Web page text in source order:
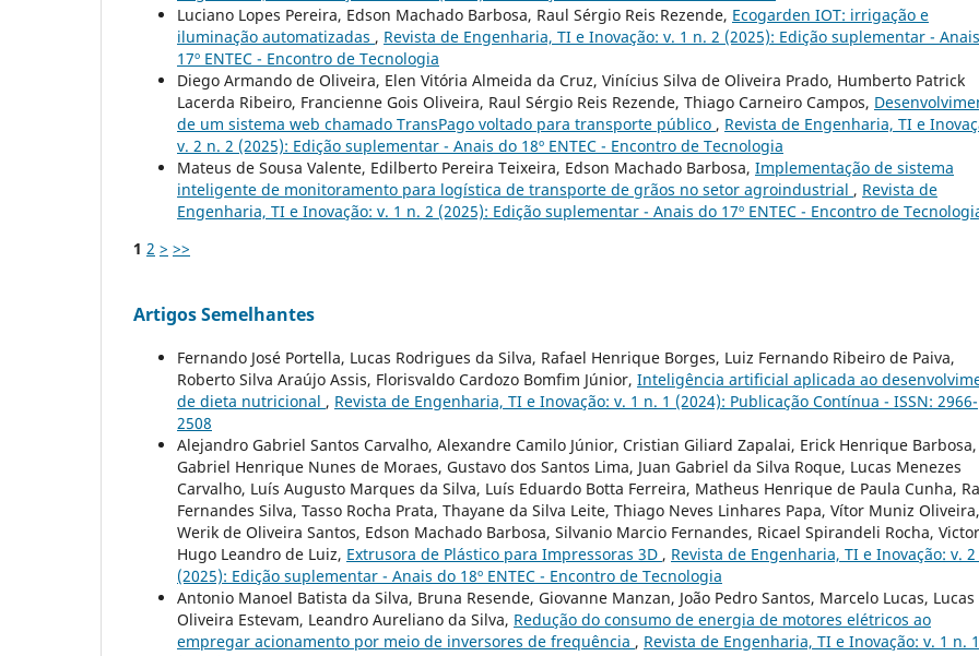
Luciano Lopes Pereira, Edson Machado Barbosa, Raul Sérgio Reis Rezende, Ecogarden IOT: irrigação e
iluminação automatizadas , Revista de Engenharia, TI e Inovação: v. 1 n. 2 (2025): Edição suplementar -
17º ENTEC - Encontro de Tecnologia
Diego Armando de Oliveira, Elen Vitória Almeida da Cruz, Vinícius Silva de Oliveira Prado, Humberto Patrick
Lacerda Ribeiro, Francienne Gois Oliveira, Raul Sérgio Reis Rezende, Thiago Carneiro Campos,
de um sistema web chamado TransPago voltado para transporte público , Revista de Engenharia, TI e
v. 2 n. 2 (2025): Edição suplementar - Anais do 18º ENTEC - Encontro de Tecnologia
Mateus de Sousa Valente, Edilberto Pereira Teixeira, Edson Machado Barbosa, Implementação de sistema
inteligente de monitoramento para logística de transporte de grãos no setor agroindustrial , Revista de
Engenharia, TI e Inovação: v. 1 n. 2 (2025): Edição suplementar - Anais do 17º ENTEC - Encontro de
1 2 > >>
Artigos Semelhantes
Fernando José Portella, Lucas Rodrigues da Silva, Rafael Henrique Borges, Luiz Fernando Ribeiro de Paiva,
Roberto Silva Araújo Assis, Florisvaldo Cardozo Bomfim Júnior, Inteligência artificial aplicada ao
de dieta nutricional , Revista de Engenharia, TI e Inovação: v. 1 n. 1 (2024): Publicação Contínua - ISSN: 2966-
2508
Alejandro Gabriel Santos Carvalho, Alexandre Camilo Júnior, Cristian Giliard Zapalai, Erick Henrique Barbosa,
Gabriel Henrique Nunes de Moraes, Gustavo dos Santos Lima, Juan Gabriel da Silva Roque, Lucas Menezes
Carvalho, Luís Augusto Marques da Silva, Luís Eduardo Botta Ferreira, Matheus Henrique de Paula Cunha,
Fernandes Silva, Tasso Rocha Prata, Thayane da Silva Leite, Thiago Neves Linhares Papa, Vítor Muniz Oliveira,
Werik de Oliveira Santos, Edson Machado Barbosa, Silvanio Marcio Fernandes, Ricael Spirandeli Rocha, Victor
Hugo Leandro de Luiz, Extrusora de Plástico para Impressoras 3D , Revista de Engenharia, TI e Inovação: v. 2
(2025): Edição suplementar - Anais do 18º ENTEC - Encontro de Tecnologia
Antonio Manoel Batista da Silva, Bruna Resende, Giovanne Manzan, João Pedro Santos, Marcelo Lucas, Lucas
Oliveira Estevam, Leandro Aureliano da Silva, Redução do consumo de energia de motores elétricos ao
empregar acionamento por meio de inversores de frequência , Revista de Engenharia, TI e Inovação: v. 1 n. 1